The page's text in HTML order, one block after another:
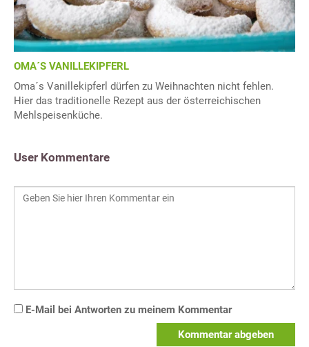
OMA´S VANILLEKIPFERL
Oma´s Vanillekipferl dürfen zu Weihnachten nicht fehlen.
Hier das traditionelle Rezept aus der österreichischen
Mehlspeisenküche.
User Kommentare
E-Mail bei Antworten zu meinem Kommentar
Kommentar abgeben